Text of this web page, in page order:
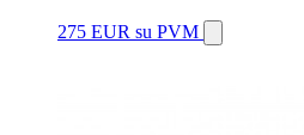
275 EUR su PVM